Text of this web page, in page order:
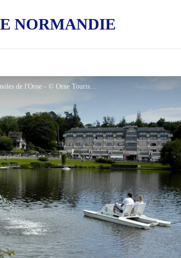
NORMANDIE
Base de loisirs - Bagnoles de l'Orne - © Orne Tourisme